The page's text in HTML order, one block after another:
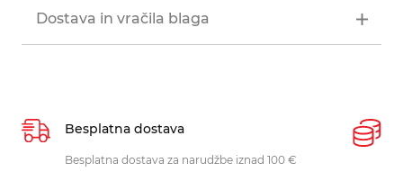
Dostava in vračila blaga
Besplatna dostava
Besplatna dostava za narudžbe iznad 100 €